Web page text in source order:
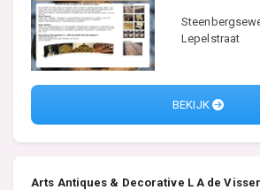
Lepelstraat
BEKIJK
Arts Antiques & Decorative L A de Visser